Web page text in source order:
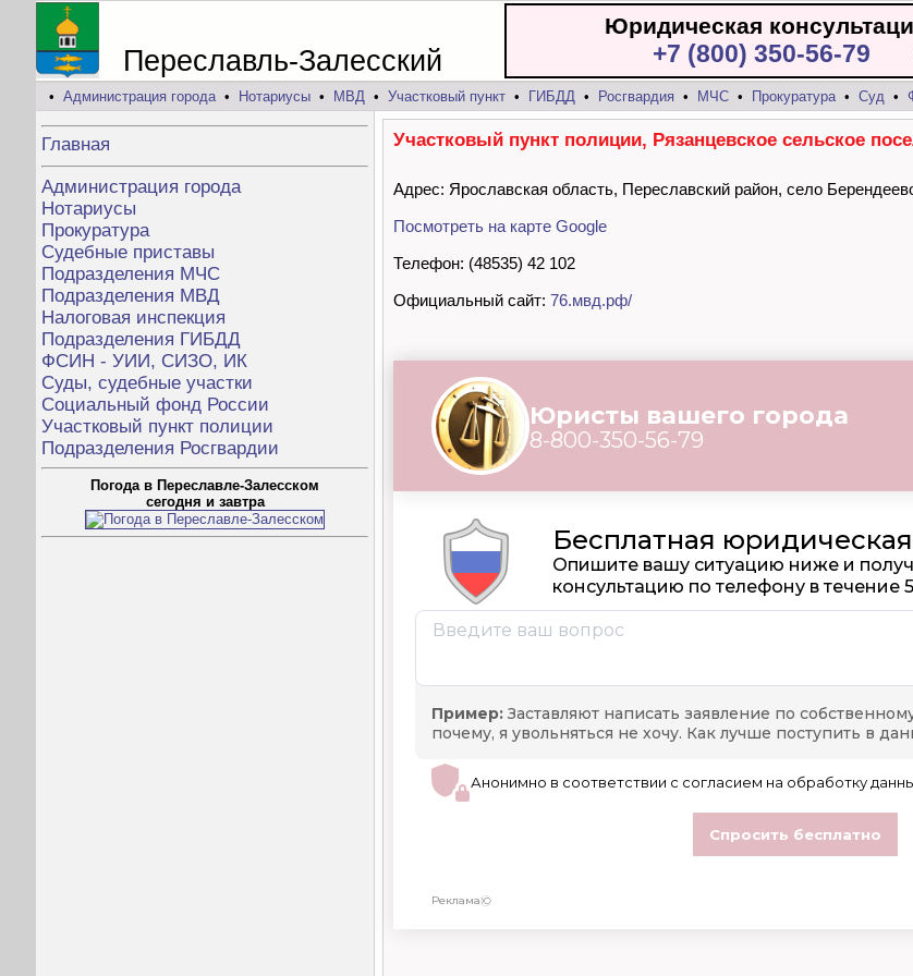
Переславль-Залесский
Юридическая
+7 (800) 350-56-79
• Администрация города• Нотариусы • МВД • Участковый пункт • ГИБДД • Росгвардия • МЧС • Прокуратура• Суд •
Главная
Администрация города
Нотариусы
Прокуратура
Судебные приставы
Подразделения МЧС
Подразделения МВД
Налоговая инспекция
Подразделения ГИБДД
ФСИН - УИИ, СИЗО, ИК
Суды, судебные участки
Социальный фонд России
Участковый пункт полиции
Подразделения Росгвардии
Погода в Переславле-Залесском
сегодня и завтра
Участковый пункт полиции, Рязанцевское сельское
Адрес: Ярославская область, Переславский район, село
Посмотреть на карте Google
Телефон: (48535) 42 102
Официальный сайт: 76.мвд.рф/